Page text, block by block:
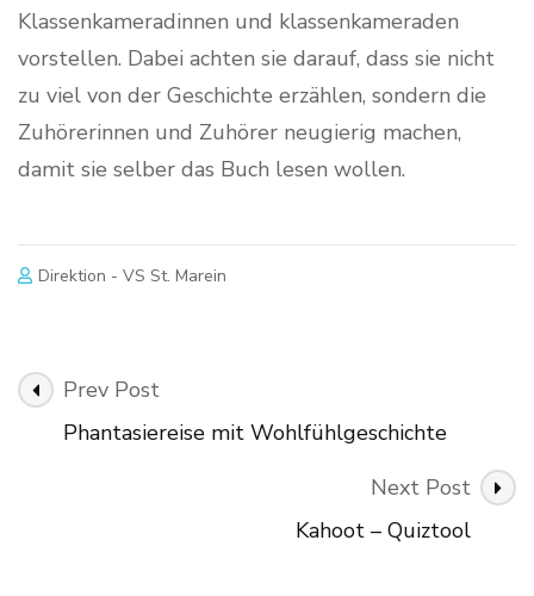
Klassenkameradinnen und klassenkameraden
vorstellen. Dabei achten sie darauf, dass sie nicht
zu viel von der Geschichte erzählen, sondern die
Zuhörerinnen und Zuhörer neugierig machen,
damit sie selber das Buch lesen wollen.
Direktion - VS St. Marein
Post
Navigation
Prev Post
Phantasiereise mit Wohlfühlgeschichte
Next Post
Kahoot – Quiztool